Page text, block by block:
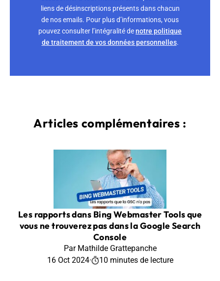
liens de désinscriptions présents dans chacun
de nos emails. Pour plus d’informations, vous
pouvez consulter l’intégralité denotre politique
de traitement de vos données personnelles.
Articles complémentaires :
Les rapports dans Bing Webmaster Tools que
vous ne trouverez pas dans la Google Search
Console
Par Mathilde Grattepanche
16 Oct 2024· 10 minutes de lecture